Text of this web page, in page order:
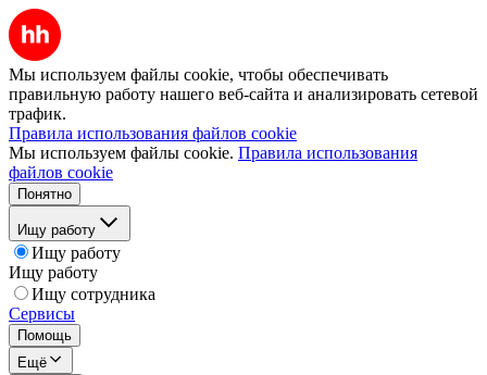
Мы используем файлы cookie, чтобы обеспечивать
правильную работу нашего веб-сайта и анализировать сетевой
трафик.
Правила использования файлов cookie
Мы используем файлы cookie. Правила использования
файлов cookie
Понятно
Ищу работу
Ищу работу
Ищу работу
Ищу сотрудника
Сервисы
Помощь
Ещё